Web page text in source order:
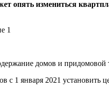
измениться
домов и придомовой
с 1 января 2021